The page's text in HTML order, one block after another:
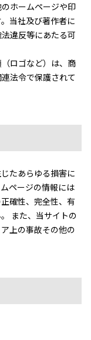
ホームページや印
当社及び著作者に
違反等にあたる可
ロゴなど）は、商
法令で保護されて
たあらゆる損害に
ページの情報には
確性、完全性、有
また、当サイトの
上の事故その他の